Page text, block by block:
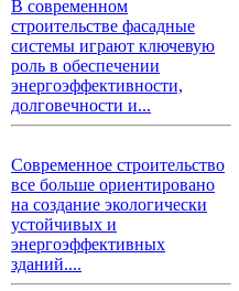
В современном
строительстве фасадные
системы играют ключевую
роль в обеспечении
энергоэффективности,
долговечности и...
Современное строительство
все больше ориентировано
на создание экологически
устойчивых и
энергоэффективных
зданий....